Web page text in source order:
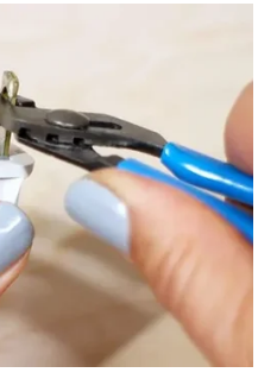
koja će sigurno nestati
desert od limuna
limuna sa raskošnom
mlijeka i bogatog